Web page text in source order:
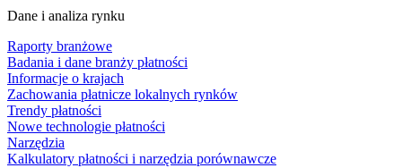
Dane i analiza rynku
Raporty branżowe
Badania i dane branży płatności
Informacje o krajach
Zachowania płatnicze lokalnych rynków
Trendy płatności
Nowe technologie płatności
Narzędzia
Kalkulatory płatności i narzędzia porównawcze